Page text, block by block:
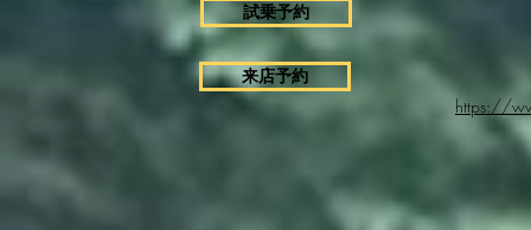
試乗予約
来店予約
https://